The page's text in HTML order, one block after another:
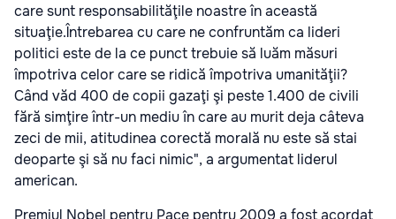
care sunt responsabilităţile noastre în această
situaţie.Întrebarea cu care ne confruntăm ca lideri
politici este de la ce punct trebuie să luăm măsuri
împotriva celor care se ridică împotriva umanităţii?
Când văd 400 de copii gazaţi şi peste 1.400 de civili
fără simţire într-un mediu în care au murit deja câteva
zeci de mii, atitudinea corectă morală nu este să stai
deoparte şi să nu faci nimic", a argumentat liderul
american.
Premiul Nobel pentru Pace pentru 2009 a fost acordat